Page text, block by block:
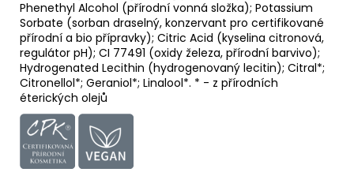
Phenethyl Alcohol (přírodní vonná složka); Potassium
Sorbate (sorban draselný, konzervant pro certifikované
přírodní a bio přípravky); Citric Acid (kyselina citronová,
regulátor pH); CI 77491 (oxidy železa, přírodní barvivo);
Hydrogenated Lecithin (hydrogenovaný lecitin); Citral*;
Citronellol*; Geraniol*; Linalool*. * - z přírodních
éterických olejů